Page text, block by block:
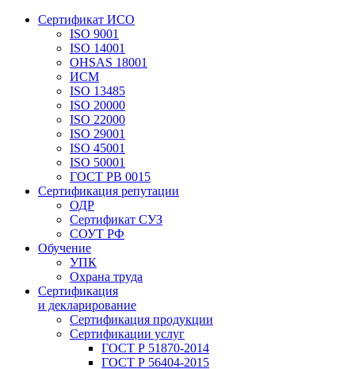
Сертификат ИСО
ISO 9001
ISO 14001
OHSAS 18001
ИСМ
ISO 13485
ISO 20000
ISO 22000
ISO 29001
ISO 45001
ISO 50001
ГОСТ РВ 0015
Сертификация репутации
ОДР
Сертификат СУЗ
СОУТ РФ
Обучение
УПК
Охрана труда
Сертификация
и декларирование
Сертификация продукции
Сертификации услуг
ГОСТ Р 51870-2014
ГОСТ Р 56404-2015